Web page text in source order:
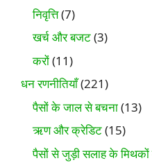
निवृत्ति(7)
खर्च और बजट(3)
करों(11)
धन रणनीतियाँ(221)
पैसों के जाल से बचना(13)
ऋण और क्रेडिट(15)
पैसों से जुड़ी सलाह के